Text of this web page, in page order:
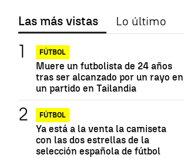
Las más vistas Lo último
FÚTBOL
Muere un futbolista de 24 años
tras ser alcanzado por un rayo en
un partido en Tailandia
FÚTBOL
Ya está a la venta la camiseta
con las dos estrellas de la
selección española de fútbol